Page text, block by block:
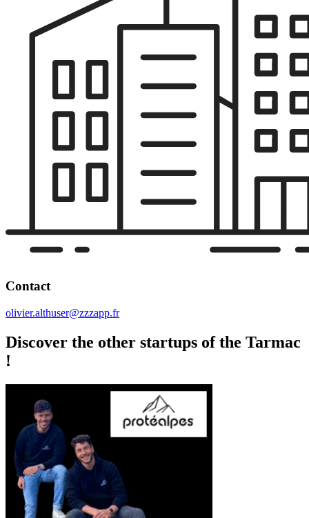
Contact
olivier.althuser@zzzapp.fr
Discover the other startups of the Tarmac
!